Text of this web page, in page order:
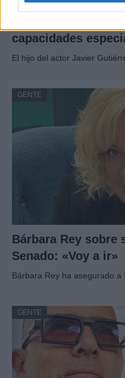
capacidades
El hijo del actor Javier
GENTE
Bárbara Rey sobre
Senado: «Voy a ir»
Bárbara Rey ha asegurado a
GENTE